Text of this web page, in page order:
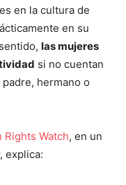
en la cultura de
en su
las mujeres
si no cuentan
hermano o
Rights Watch, en un
explica: